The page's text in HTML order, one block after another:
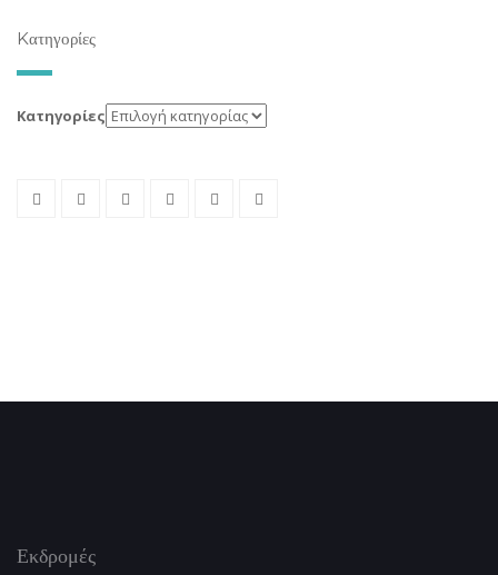
Kατηγορίες
Kατηγορίες
Εκδρομές